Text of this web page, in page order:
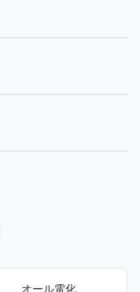
オール電化